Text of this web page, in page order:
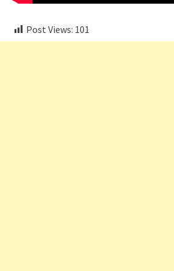
Post Views: 101